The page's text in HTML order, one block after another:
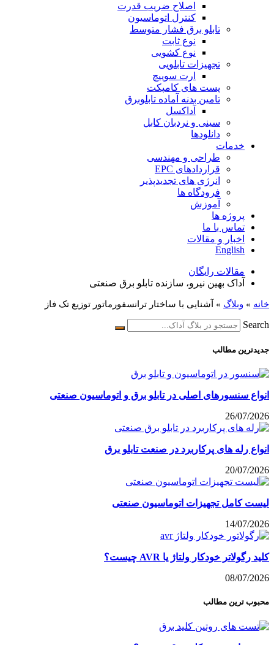
اصلاح ضریب قدرت
کنترل اتوماسیون
تابلو برق فشار متوسط
نوع ثابت
نوع کشویی
تجهیزات تابلویی
ارت سوییچ
پست های کامپکت
تامین بدنه آماده تابلوبرق
آداکسل
سینی و نردبان کابل
دانلودها
خدمات
طراحی و مهندسی
قراردادهای EPC
انرژی های تجدیدپذیر
فرودگاه ها
آموزش
پروژه ها
تماس با ما
اخبار و مقالات
English
مقالات رایگان
آداک بهین نیرو، سازنده تابلو برق صنعتی
خانه » وبلاگ » آشنایی با ساختار ترانسفورماتور توزیع تک فاز
Search
جدیدترین مطالب
انواع سنسورهای اصلی در تابلو برق و اتوماسیون صنعتی
26/07/2026
انواع رله های پرکاربرد در صنعت تابلو برق
20/07/2026
لیست کامل تجهیزات اتوماسیون صنعتی
14/07/2026
کلید رگولاتر خودکار ولتاژ یا AVR چیست؟
08/07/2026
محبوب ترین مطالب